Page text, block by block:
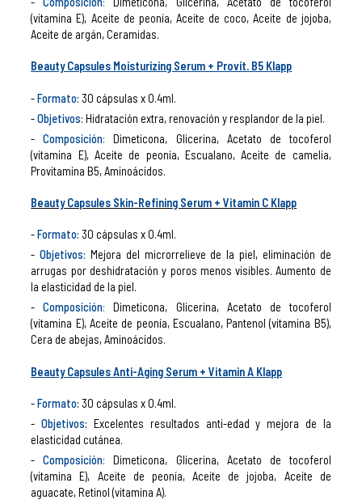
(vitamina E), Aceite de peonía, Aceite de coco, Aceite de jojoba,
Aceite de argán, Ceramidas.
Beauty Capsules Moisturizing Serum + Provit. B5 Klapp
Formato: 30 cápsulas x 0.4ml.
Objetivos: Hidratación extra, renovación y resplandor de la piel.
Composición: Dimeticona, Glicerina, Acetato de tocoferol
(vitamina E), Aceite de peonía, Escualano, Aceite de camelia,
Provitamina B5, Aminoácidos.
Beauty Capsules Skin-Refining Serum + Vitamin C Klapp
Formato: 30 cápsulas x 0.4ml.
Objetivos: Mejora del microrrelieve de la piel, eliminación de
arrugas por deshidratación y poros menos visibles. Aumento de
la elasticidad de la piel.
Composición: Dimeticona, Glicerina, Acetato de tocoferol
(vitamina E), Aceite de peonía, Escualano, Pantenol (vitamina B5),
Cera de abejas, Aminoácidos.
Beauty Capsules Anti-Aging Serum + Vitamin A Klapp
Formato: 30 cápsulas x 0.4ml.
Objetivos: Excelentes resultados anti-edad y mejora de la
elasticidad cutánea.
Composición: Dimeticona, Glicerina, Acetato de tocoferol
(vitamina E), Aceite de peonía, Aceite de jojoba, Aceite de
aguacate, Retinol (vitamina A).